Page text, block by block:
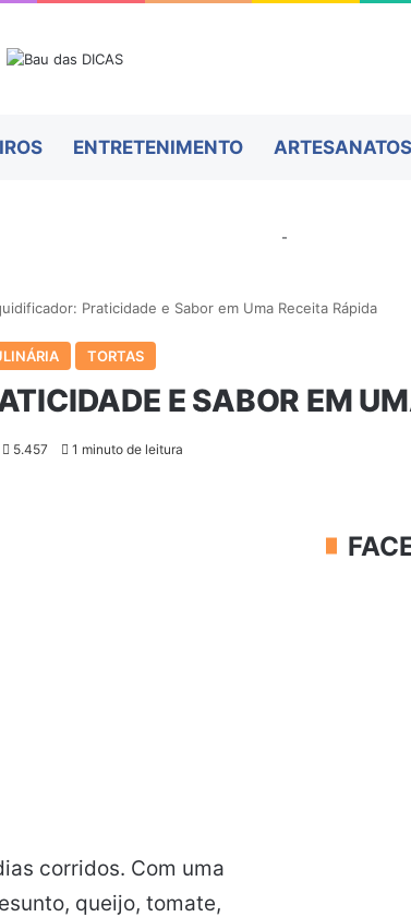
ENTRETENIMENTO ARTESANATOS
-
Praticidade e Sabor em Uma Receita Rápida
TORTAS
E SABOR EM
5.457 1 minuto de leitura
corridos. Com uma
queijo, tomate,